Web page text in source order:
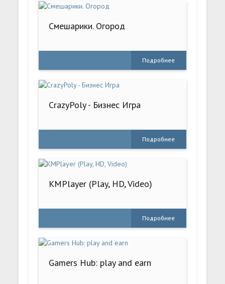
Смешарики. Огород
Подробнее
CrazyPoly - Бизнес Игра
Подробнее
KMPlayer (Play, HD, Video)
Подробнее
Gamers Hub: play and earn